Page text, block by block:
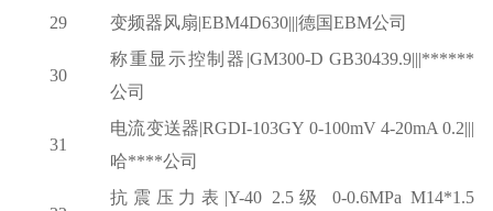
29
变频器风扇|EBM4D630|||德国EBM公司
30
称重显示控制器 |GM300-D GB30439.9|||******
公司
31
电流变送器|RGDI-103GY 0-100mV 4-20mA 0.2|||
哈****公司
抗震压力表 |Y-40 2.5级 0-0.6MPa M14*1.5